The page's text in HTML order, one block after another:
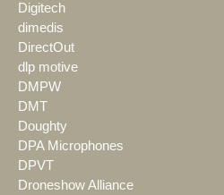
Digitech
dimedis
DirectOut
dlp motive
DMPW
DMT
Doughty
DPA Microphones
DPVT
Droneshow Alliance